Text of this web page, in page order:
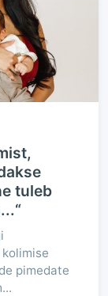
tuleb
pimedate